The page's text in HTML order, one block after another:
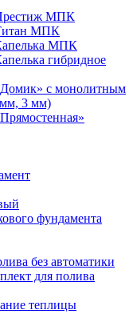
МПК
МПК
МПК
гибридное
с монолитным
мм, 3 мм)
фундамента
без автоматики
для полива
теплицы